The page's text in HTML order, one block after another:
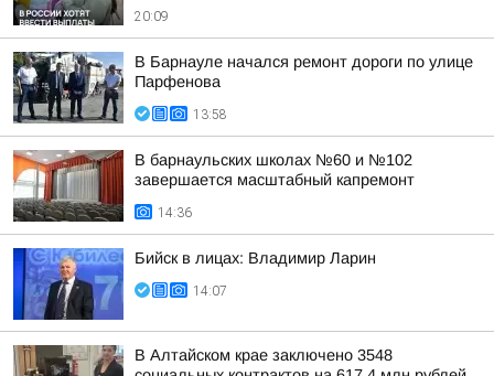
20:09
В Барнауле начался ремонт дороги по улице
Парфенова
13:58
В барнаульских школах №60 и №102
завершается масштабный капремонт
14:36
Бийск в лицах: Владимир Ларин
14:07
В Алтайском крае заключено 3548